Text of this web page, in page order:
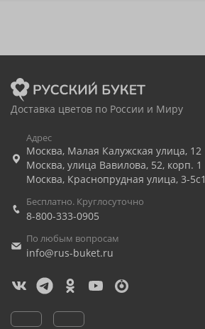
Доставка цветов по России и Миру
Адрес
Москва, Малая Калужская улица, 12
Москва, улица Вавилова, 52, корп. 1
Москва, Краснопрудная улица, 3-5с1
Бесплатно. Круглосуточно
8-800-333-0905
По любым вопросам
info@rus-buket.ru